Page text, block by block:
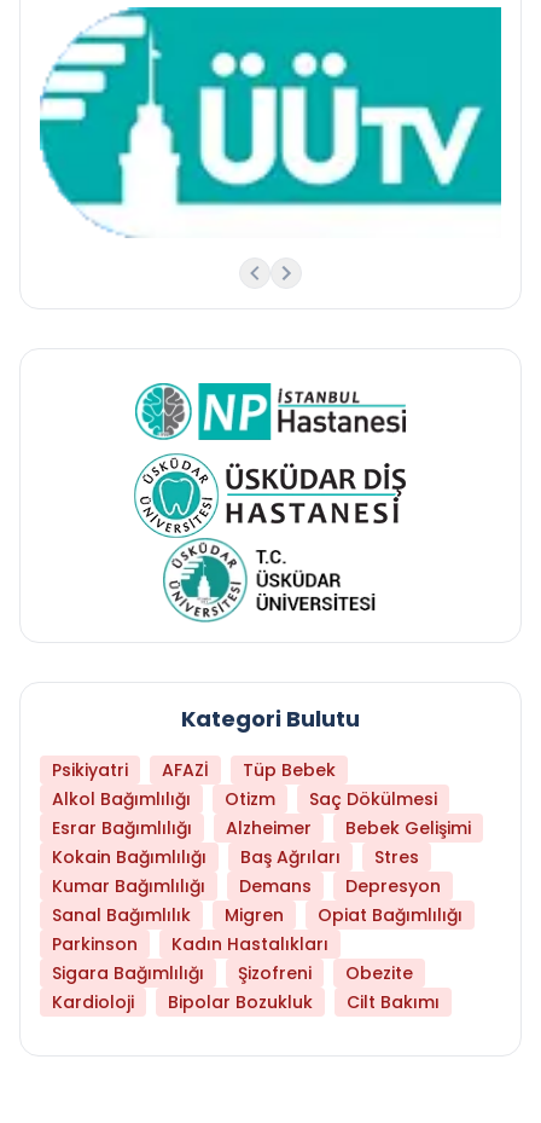
Kategori Bulutu
Psikiyatri AFAZİ
Tüp Bebek
Alkol Bağımlılığı
Otizm
Saç Dökülmesi
Esrar Bağımlılığı
Alzheimer
Bebek Gelişimi
Kokain Bağımlılığı
Baş Ağrıları
Stres
Kumar Bağımlılığı
Demans
Depresyon
Sanal Bağımlılık
Migren
Opiat Bağımlılığı
Parkinson
Kadın Hastalıkları
Sigara Bağımlılığı
Şizofreni
Obezite
Kardioloji
Bipolar Bozukluk Cilt Bakımı